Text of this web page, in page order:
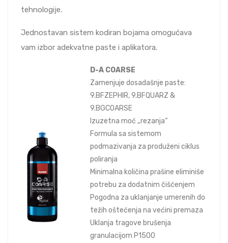
tehnologije.
Jednostavan sistem kodiran bojama omogućava
vam izbor adekvatne paste i aplikatora.
D-A COARSE
Zamenjuje dosadašnje paste:
9.BFZEPHIR, 9.BFQUARZ &
9.BGCOARSE
Izuzetna moć „rezanja“
Formula sa sistemom
podmazivanja za produženi ciklus
poliranja
Minimalna količina prašine eliminiše
potrebu za dodatnim čišćenjem
Pogodna za uklanjanje umerenih do
težih oštećenja na većini premaza
Uklanja tragove brušenja
granulacijom P1500